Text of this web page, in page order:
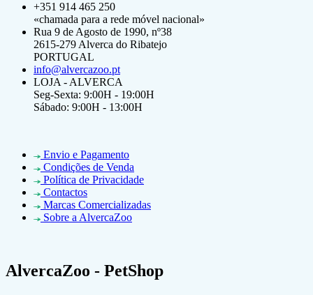
+351 914 465 250
«chamada para a rede móvel nacional»
Rua 9 de Agosto de 1990, nº38
2615-279 Alverca do Ribatejo
PORTUGAL
info@alvercazoo.pt
LOJA - ALVERCA
Seg-Sexta: 9:00H - 19:00H
Sábado: 9:00H - 13:00H
Envio e Pagamento
Condições de Venda
Política de Privacidade
Contactos
Marcas Comercializadas
Sobre a AlvercaZoo
AlvercaZoo - PetShop